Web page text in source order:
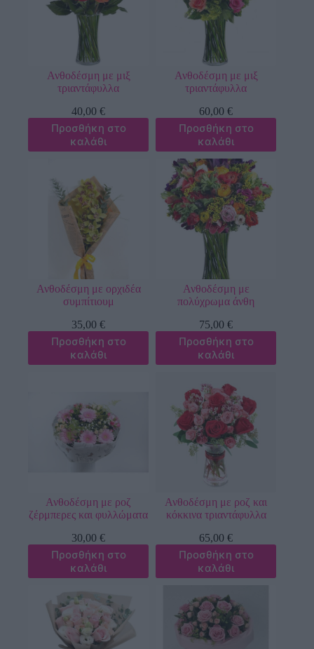
Ανθοδέσμη με μιξ
τριαντάφυλλα
40,00€
Προσθήκη στο
καλάθι
Ανθοδέσμη με μιξ
τριαντάφυλλα
60,00€
Προσθήκη στο
καλάθι
Ανθοδέσμη με ορχιδέα
συμπίτιουμ
35,00€
Προσθήκη στο
καλάθι
Ανθοδέσμη με
πολύχρωμα άνθη
75,00€
Προσθήκη στο
καλάθι
Ανθοδέσμη με ροζ
ζέρμπερες και φυλλώματα
30,00€
Προσθήκη στο
καλάθι
Ανθοδέσμη με ροζ και
κόκκινα τριαντάφυλλα
65,00€
Προσθήκη στο
καλάθι